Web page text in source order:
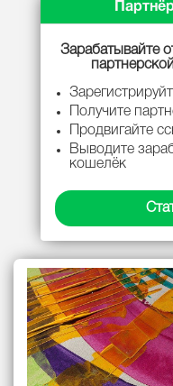
Зарабатывайте
Получите
Продвигайте
Выводите
кошелёк